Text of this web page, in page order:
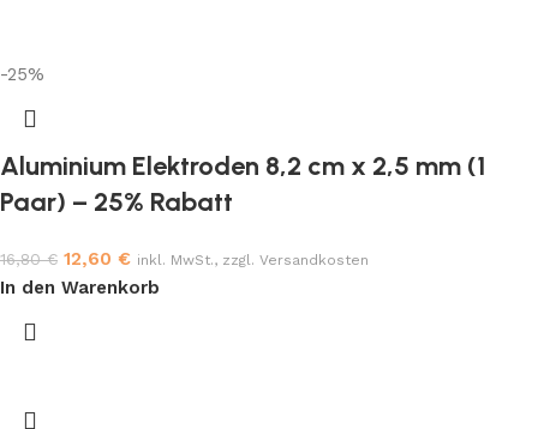
-25%
Aluminium Elektroden 8,2 cm x 2,5 mm (1
Paar) – 25% Rabatt
16,80€ 12,60 € inkl. MwSt., zzgl. Versandkosten
In den Warenkorb